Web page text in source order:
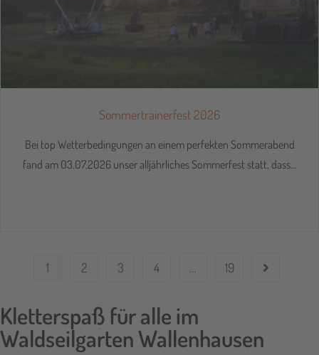
Sommertrainerfest 2026
Bei top Wetterbedingungen an einem perfekten Sommerabend
fand am 03.07.2026 unser alljährliches Sommerfest statt, dass…
1 2 3 4 … 19
Kletterspaß für alle im
Waldseilgarten Wallenhausen